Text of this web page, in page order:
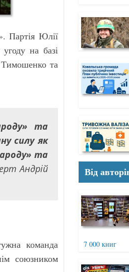
Партія Юлії
на базі
Тимошенко та
та
силу як
та
Андрій
команда
союзником
Від
7 000 книг